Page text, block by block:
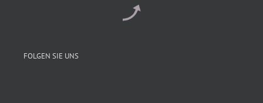
FOLGEN SIE UNS